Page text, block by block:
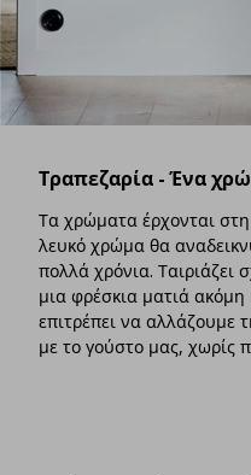
Τραπεζαρία - Ένα
Τα χρώματα έρχονται
λευκό χρώμα θα
πολλά χρόνια. Ταιριάζει
μια φρέσκια ματιά
επιτρέπει να αλλάζουμε
με το γούστο μας, χωρίς